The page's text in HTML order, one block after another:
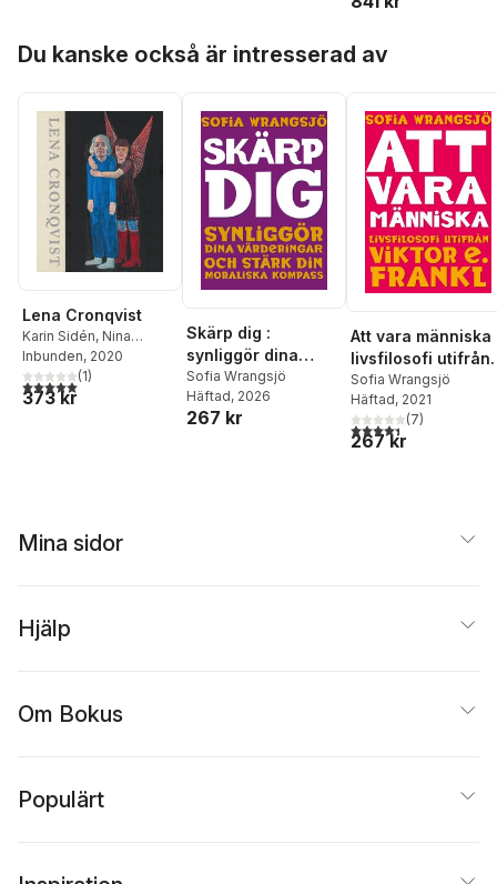
Du kanske också är intresserad av
Lena Cronqvist
Karin Sidén, Nina
Weibull,Katarina
Wadstein Macleod
Göran Sonnevi
Inbunden, 2020
5,0utav 5 stjärnor. Totalt antal röster:
(1)
373 kr
Skärp dig :
synliggör dina
värderingar och
stärk din moraliska
kompass
Sofia Wrangsjö
Häftad, 2026
267 kr
Att vara människa
livsfilosofi utifrån
Viktor E. Frankl
Sofia Wrangsjö
Häftad, 2021
4,4utav 5 stjärnor.
(7)
267 kr
Mina sidor
Hjälp
Om Bokus
Populärt